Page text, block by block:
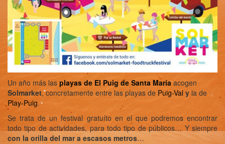
Un año más las playas de El Puig de Santa María acogen
Solmarket, concretamente entre las playas de Puig-Val y la de
Play-Puig.
Se trata de un festival gratuíto en el que podremos encontrar
todo tipo de actividades, para todo tipo de públicos… Y siempre
con la orilla del mar a escasos metros…